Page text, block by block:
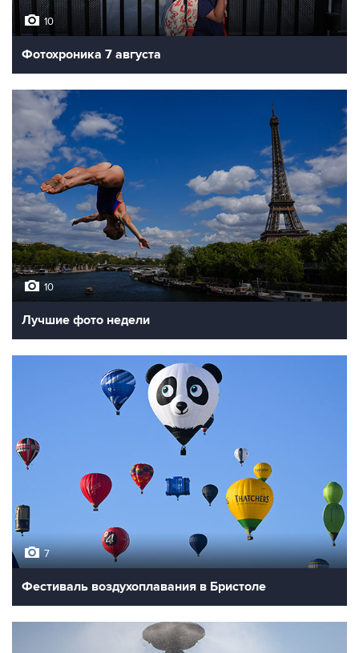
10
Фотохроника 7 августа
10
Лучшие фото недели
7
Фестиваль воздухоплавания в Бристоле